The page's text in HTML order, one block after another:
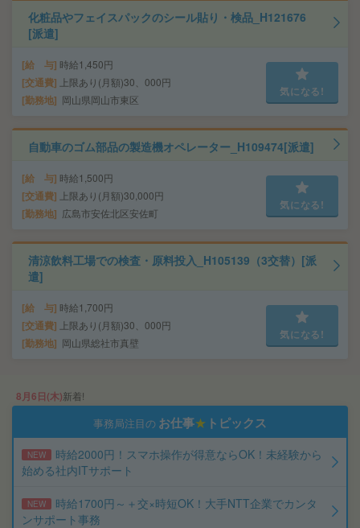
化粧品やフェイスパックのシール貼り・検品_H121676
[派遣]
給 与 時給1,450円
交通費 上限あり(月額)30、000円
勤務地 岡山県岡山市東区
気になる!
自動車のゴム部品の製造機オペレーター_H109474[派遣]
給 与 時給1,500円
交通費 上限あり(月額)30,000円
勤務地 広島市安佐北区安佐町
気になる!
清涼飲料工場での検査・原料投入_H105139（3交替）[派
遣]
給 与 時給1,700円
交通費 上限あり(月額)30、000円
勤務地 岡山県総社市真壁
気になる!
8月6日(木)新着!
事務局注目の お仕事★ トピックス
NEW
時給2000円！スマホ操作が得意ならOK！未経験から
始める社内ITサポート
NEW
時給1700円～＋交×時短OK！大手NTT企業でカンタ
ンサポート事務